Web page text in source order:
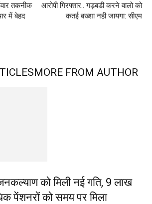
तकनीक
में बेहद
आरोपी गिरफ्तार.. गड़बडी करने वालो को
कतई बख्शा नही जायगा: सीएम
MORE FROM AUTHOR
को मिली नई गति, 9 लाख
पेंशनरों को समय पर मिला